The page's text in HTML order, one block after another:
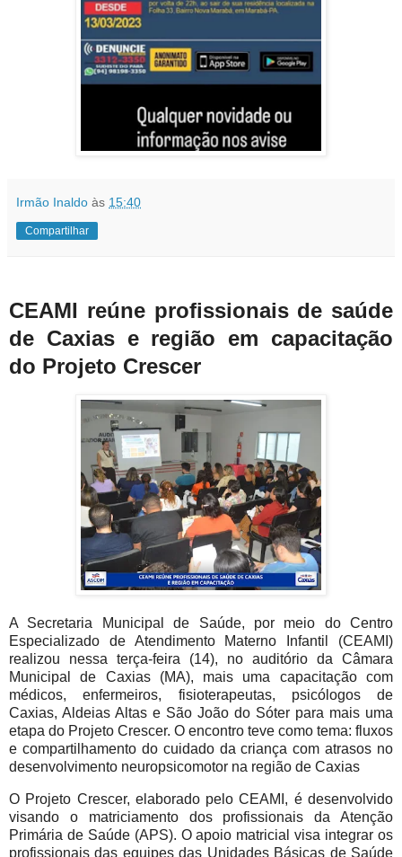
Irmão Inaldo às 15:40
Compartilhar
CEAMI reúne profissionais de saúde
de Caxias e região em capacitação
do Projeto Crescer
A Secretaria Municipal de Saúde, por meio do Centro
Especializado de Atendimento Materno Infantil (CEAMI)
realizou nessa terça-feira (14), no auditório da Câmara
Municipal de Caxias (MA), mais uma capacitação com
médicos, enfermeiros, fisioterapeutas, psicólogos de
Caxias, Aldeias Altas e São João do Sóter para mais uma
etapa do Projeto Crescer. O encontro teve como tema: fluxos
e compartilhamento do cuidado da criança com atrasos no
desenvolvimento neuropsicomotor na região de Caxias
O Projeto Crescer, elaborado pelo CEAMI, é desenvolvido
visando o matriciamento dos profissionais da Atenção
Primária de Saúde (APS). O apoio matricial visa integrar os
profissionais das equipes das Unidades Básicas de Saúde